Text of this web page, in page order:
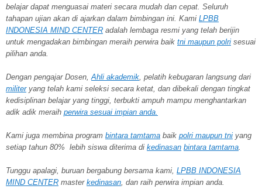
belajar dapat menguasai materi secara mudah dan cepat. Seluruh
tahapan ujian akan di ajarkan dalam bimbingan ini. Kami LPBB
INDONESIA MIND CENTER adalah lembaga resmi yang telah berijin
untuk mengadakan bimbingan meraih perwira baik tni maupun polri sesuai
pilihan anda.
Dengan pengajar Dosen, Ahli akademik , pelatih kebugaran langsung dari
militeryang telah kami seleksi secara ketat, dan dibekali dengan tingkat
kedisiplinan belajar yang tinggi, terbukti ampuh mampu menghantarkan
adik adik meraih perwira sesuai impian anda.
Kami juga membina program bintara tamtama baik polri maupun tni yang
setiap tahun 80% lebih siswa diterima di kedinasan bintara tamtama
Tunggu apalagi, buruan bergabung bersama kami, LPBB INDONESIA
MIND CENTER master kedinasan , dan raih perwira impian anda.